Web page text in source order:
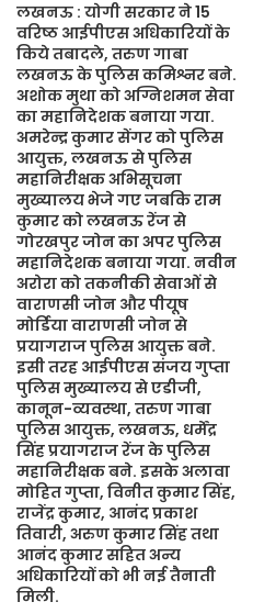
लखनऊ : योगी सरकार ने 15
वरिष्ठ आईपीएस अधिकारियों के
किये तबादले, तरुण गाबा
लखनऊ के पुलिस कमिश्नर बने.
अशोक मुथा को अग्निशमन सेवा
का महानिदेशक बनाया गया.
अमरेन्द्र कुमार सेंगर को पुलिस
आयुक्त, लखनऊ से पुलिस
महानिरीक्षक अभिसूचना
मुख्यालय भेजे गए जबकि राम
कुमार को लखनऊ रेंज से
गोरखपुर जोन का अपर पुलिस
महानिदेशक बनाया गया. नवीन
अरोरा को तकनीकी सेवाओं से
वाराणसी जोन और पीयूष
मोर्डिया वाराणसी जोन से
प्रयागराज पुलिस आयुक्त बने.
इसी तरह आईपीएस संजय गुप्ता
पुलिस मुख्यालय से एडीजी,
कानून-व्यवस्था, तरुण गाबा
पुलिस आयुक्त, लखनऊ, धर्मेंद्र
सिंह प्रयागराज रेंज के पुलिस
महानिरीक्षक बने. इसके अलावा
मोहित गुप्ता, विनीत कुमार सिंह,
राजेंद्र कुमार, आनंद प्रकाश
तिवारी, अरुण कुमार सिंह तथा
आनंद कुमार सहित अन्य
अधिकारियों को भी नई तैनाती
मिली.